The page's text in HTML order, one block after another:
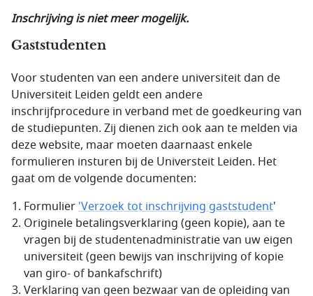
Inschrijving is niet meer mogelijk.
Gaststudenten
Voor studenten van een andere universiteit dan de
Universiteit Leiden geldt een andere
inschrijfprocedure in verband met de goedkeuring van
de studiepunten. Zij dienen zich ook aan te melden via
deze website, maar moeten daarnaast enkele
formulieren insturen bij de Universteit Leiden. Het
gaat om de volgende documenten:
Formulier'Verzoek tot inschrijving gaststudent'
Originele betalingsverklaring (geen kopie), aan te
vragen bij de studentenadministratie van uw eigen
universiteit (geen bewijs van inschrijving of kopie
van giro- of bankafschrift)
Verklaring van geen bezwaar van de opleiding van